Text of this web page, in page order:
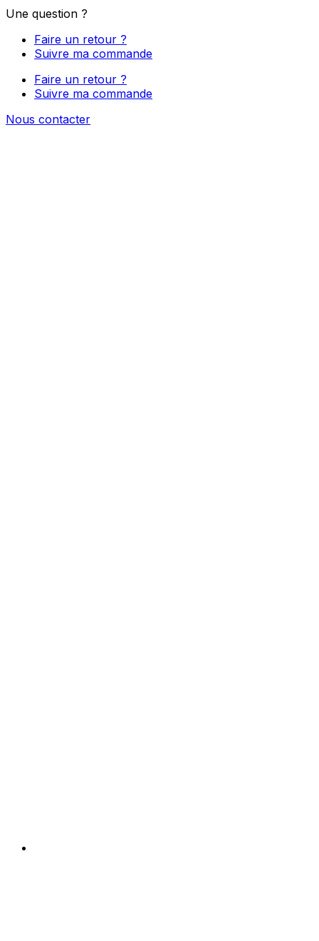
Une question ?
Faire un retour ?
Suivre ma commande
Faire un retour ?
Suivre ma commande
Nous contacter